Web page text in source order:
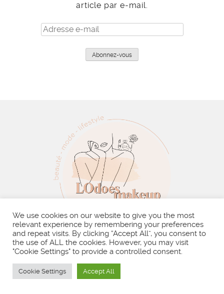
article par e-mail.
Adresse
e-
Abonnez-vous
BLOG À PROPOS
MES VIDÉOS
RECHERCHER :
We use cookies on our website to give you the most
relevant experience by remembering your preferences
and repeat visits. By clicking “Accept All”, you consent to
the use of ALL the cookies. However, you may visit
"Cookie Settings" to provide a controlled consent.
Cookie Settings Accept All